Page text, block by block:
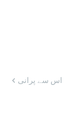
اس سے پرانی